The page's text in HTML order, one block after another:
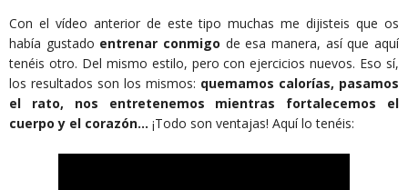
Con el vídeo anterior de este tipo muchas me dijisteis que os
había gustado entrenar conmigo de esa manera, así que aquí
tenéis otro. Del mismo estilo, pero con ejercicios nuevos. Eso sí,
los resultados son los mismos: quemamos calorías, pasamos
el rato, nos entretenemos mientras fortalecemos el
cuerpo y el corazón... ¡Todo son ventajas! Aquí lo tenéis: